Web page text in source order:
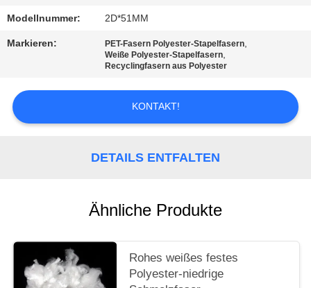
EIN
SITEMAP
Modellnummer: 2D*51MM
Markieren: PET-Fasern Polyester-Stapelfasern,
Weiße Polyester-Stapelfasern,
Recyclingfasern aus Polyester
KONTAKT!
DETAILS ENTFALTEN
Ähnliche Produkte
Rohes weißes festes
Polyester-niedrige